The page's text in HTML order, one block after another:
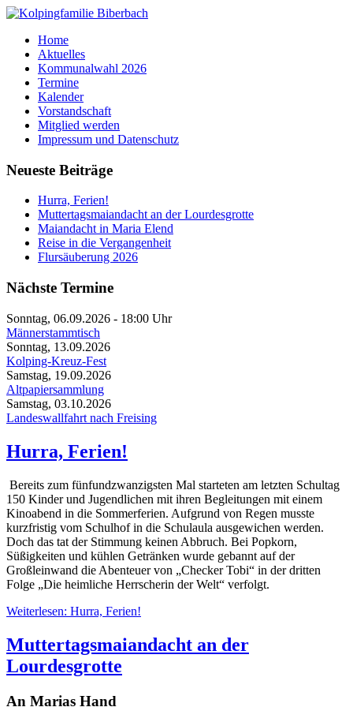
Home
Aktuelles
Kommunalwahl 2026
Termine
Kalender
Vorstandschaft
Mitglied werden
Impressum und Datenschutz
Neueste Beiträge
Hurra, Ferien!
Muttertagsmaiandacht an der Lourdesgrotte
Maiandacht in Maria Elend
Reise in die Vergangenheit
Flursäuberung 2026
Nächste Termine
Sonntag, 06.09.2026 - 18:00 Uhr
Männerstammtisch
Sonntag, 13.09.2026
Kolping-Kreuz-Fest
Samstag, 19.09.2026
Altpapiersammlung
Samstag, 03.10.2026
Landeswallfahrt nach Freising
Hurra, Ferien!
Bereits zum fünfundzwanzigsten Mal starteten am letzten Schultag
150 Kinder und Jugendlichen mit ihren Begleitungen mit einem
Kinoabend in die Sommerferien. Aufgrund von Regen musste
kurzfristig vom Schulhof in die Schulaula ausgewichen werden.
Doch das tat der Stimmung keinen Abbruch. Bei Popkorn,
Süßigkeiten und kühlen Getränken wurde gebannt auf der
Großleinwand die Abenteuer von „Checker Tobi“ in der dritten
Folge „Die heimliche Herrscherin der Welt“ verfolgt.
Weiterlesen: Hurra, Ferien!
Muttertagsmaiandacht an der
Lourdesgrotte
An Marias Hand